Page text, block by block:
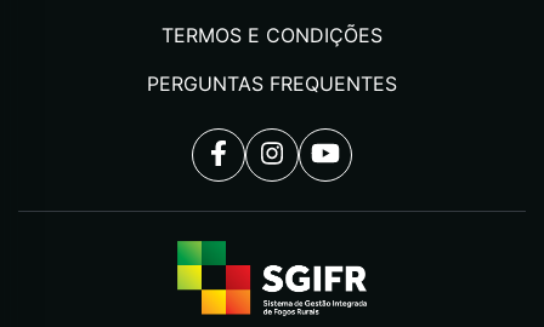
TERMOS E CONDIÇÕES
PERGUNTAS FREQUENTES